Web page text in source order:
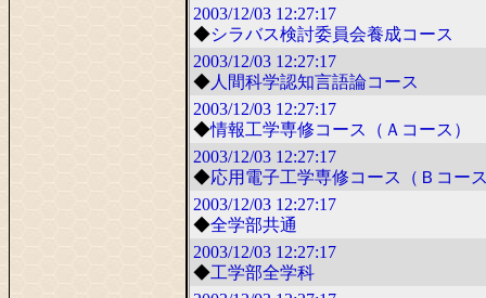
2003/12/03 12:27:17
◆シラバス検討委員会養成コース
2003/12/03 12:27:17
◆人間科学認知言語論コース
2003/12/03 12:27:17
◆情報工学専修コース（Ａコース）
2003/12/03 12:27:17
◆応用電子工学専修コース（Ｂコー
2003/12/03 12:27:17
◆全学部共通
2003/12/03 12:27:17
◆工学部全学科